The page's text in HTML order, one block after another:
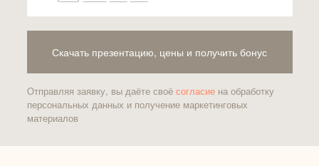
Скачать презентацию, цены и получить бонус
Отправляя заявку, вы даёте своё согласиена обработку
персональных данных и получение маркетинговых
материалов